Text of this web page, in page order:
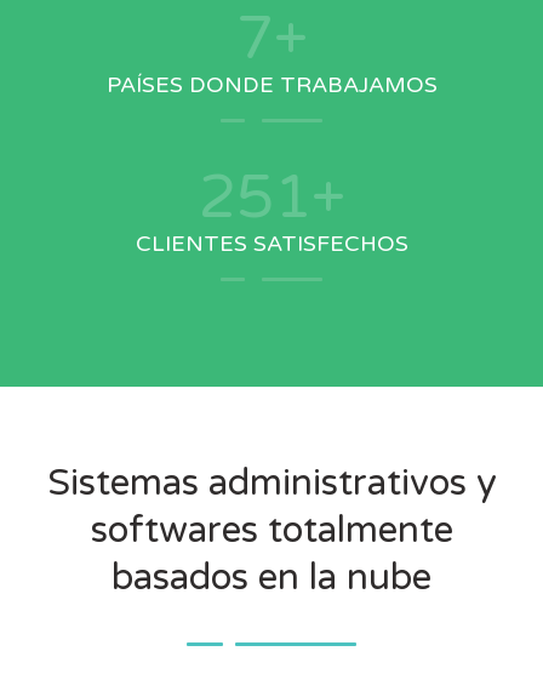
8+
PAÍSES DONDE TRABAJAMOS
293+
CLIENTES SATISFECHOS
Sistemas administrativos y
softwares totalmente
basados en la nube